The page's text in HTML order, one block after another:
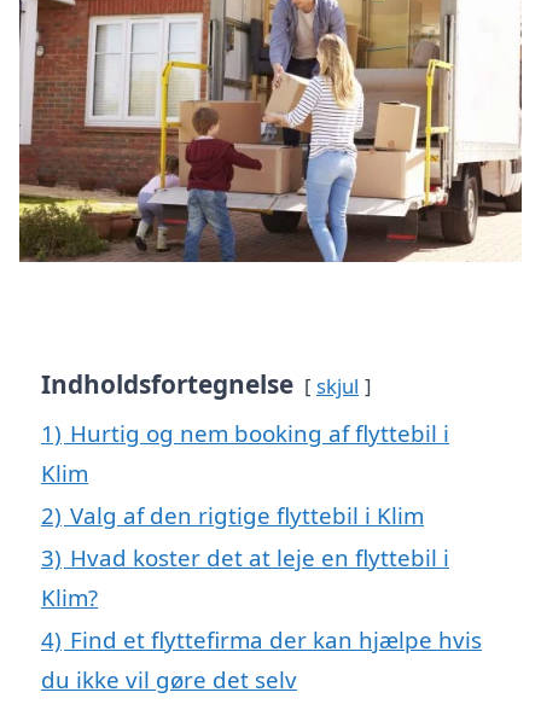
Indholdsfortegnelse skjul
1) Hurtig og nem booking af flyttebil i
Klim
2) Valg af den rigtige flyttebil i Klim
3) Hvad koster det at leje en flyttebil i
Klim?
4) Find et flyttefirma der kan hjælpe hvis
du ikke vil gøre det selv